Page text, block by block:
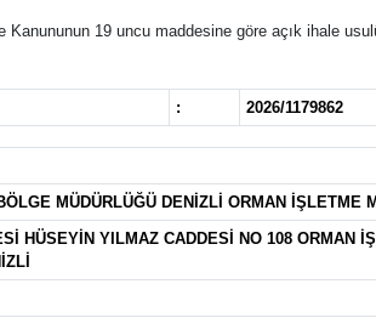
Kanununun 19 uncu maddesine göre açık ihale
: 2026/1179862
MÜDÜRLÜĞÜ DENİZLİ ORMAN İŞLETME
HÜSEYİN YILMAZ CADDESİ NO 108 ORMAN